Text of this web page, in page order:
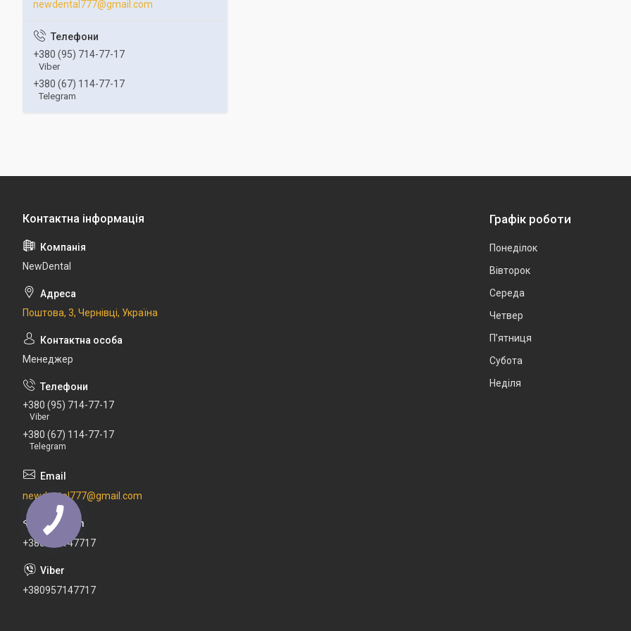
newdental777@gmail.com
+380 (95) 714-77-17
Viber
+380 (67) 114-77-17
Telegram
NewDental
Поштова, 3, Чернівці, Україна
Менеджер
+380 (95) 714-77-17
Viber
+380 (67) 114-77-17
Telegram
newdental777@gmail.com
+380671147717
+380957147717
Графік роботи
Понеділок
Вівторок
Середа
Четвер
Пʼятниця
Субота
Неділя